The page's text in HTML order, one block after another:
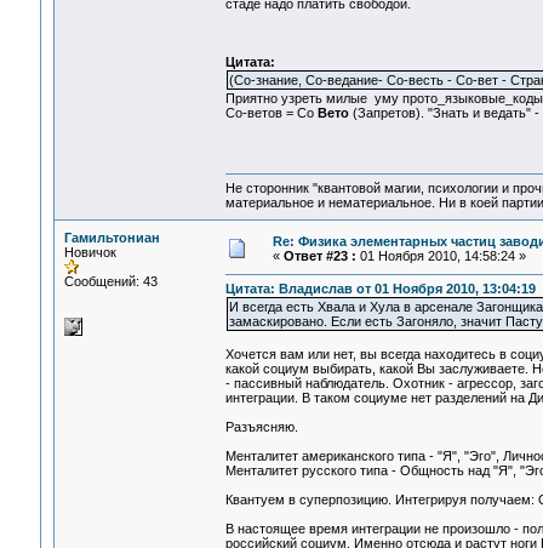
стаде надо платить свободой.
Цитата:
(Со-знание, Со-ведание- Со-весть - Со-вет -
Приятно узреть милые уму
Со-ветов = Со Вето(Запретов). "Знать и ведать" -
Не сторонник "квантовой магии, психологии и
материальное и нематериальное. Ни в коей
Гамильтониан
Новичок
Сообщений: 43
Re: Физика элементарных частиц
« Ответ #23 : 01 Ноября 2010, 14:58:24 »
Цитата: Владислав от 01 Ноября 2010, 13:04:19
И всегда есть Хвала и Хула в арсенале
замаскировано. Если есть Загоняло, значит
Хочется вам или нет, вы всегда находитесь в
какой социум выбирать, какой Вы заслуживаете.
- пассивный наблюдатель. Охотник - агрессор,
интеграции. В таком социуме нет разделений на
Разъясняю.
Менталитет американского типа - "Я", "Эго",
Менталитет русского типа - Общность над "Я",
Квантуем в суперпозицию. Интегрируя
В настоящее время интеграции не произошло -
российский социум. Именно отсюда и растут